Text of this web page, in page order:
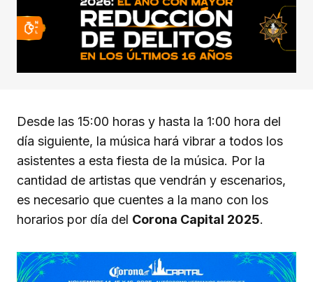
Desde las 15:00 horas y hasta la 1:00 hora del
día siguiente, la música hará vibrar a todos los
asistentes a esta fiesta de la música. Por la
cantidad de artistas que vendrán y escenarios,
es necesario que cuentes a la mano con los
horarios por día del Corona Capital 2025.